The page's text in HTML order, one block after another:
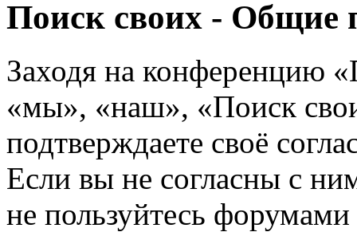
Поиск своих - Общие
Заходя на конференцию
«мы», «наш», «Поиск
подтверждаете своё
Если вы не согласны с
не пользуйтесь